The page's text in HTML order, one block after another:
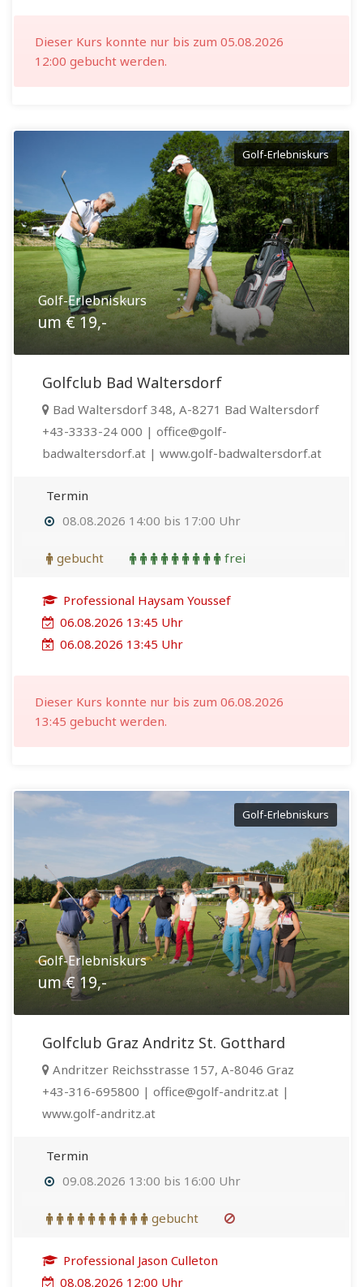
Dieser Kurs konnte nur bis zum 05.08.2026
12:00 gebucht werden.
Golf-Erlebniskurs
Golf-Erlebniskurs
um € 19,-
Golfclub Bad Waltersdorf
Bad Waltersdorf 348, A-8271 Bad Waltersdorf
+43-3333-24 000 | office@golf-
badwaltersdorf.at | www.golf-badwaltersdorf.at
Termin
08.08.2026 14:00 bis 17:00 Uhr
gebucht frei
Professional Haysam Youssef
06.08.2026 13:45 Uhr
06.08.2026 13:45 Uhr
Dieser Kurs konnte nur bis zum 06.08.2026
13:45 gebucht werden.
Golf-Erlebniskurs
Golf-Erlebniskurs
um € 19,-
Golfclub Graz Andritz St. Gotthard
Andritzer Reichsstrasse 157, A-8046 Graz
+43-316-695800 | office@golf-andritz.at |
www.golf-andritz.at
Termin
09.08.2026 13:00 bis 16:00 Uhr
gebucht
Professional Jason Culleton
08.08.2026 12:00 Uhr